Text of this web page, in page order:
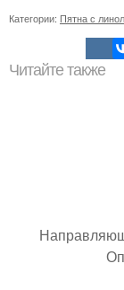
Категории: Пятна с
Читайте также